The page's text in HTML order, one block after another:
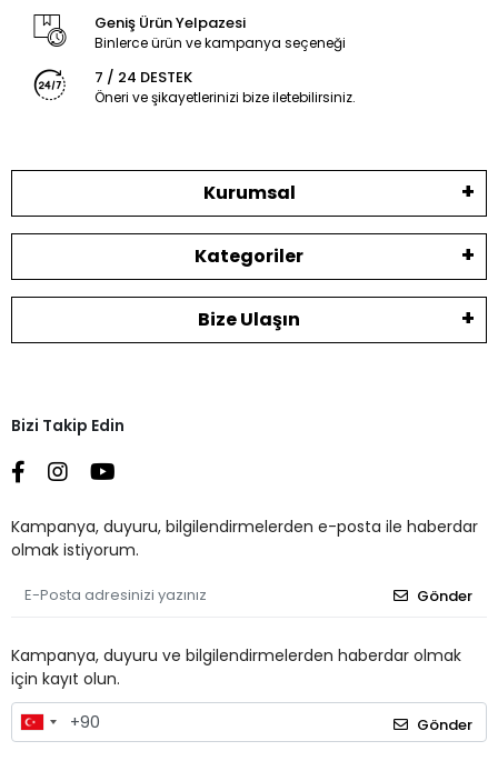
Geniş Ürün Yelpazesi
Binlerce ürün ve kampanya seçeneği
7 / 24 DESTEK
Öneri ve şikayetlerinizi bize iletebilirsiniz.
Kurumsal
Kategoriler
Bize Ulaşın
Bizi Takip Edin
Kampanya, duyuru, bilgilendirmelerden e-posta ile haberdar
olmak istiyorum.
Gönder
Kampanya, duyuru ve bilgilendirmelerden haberdar olmak
için kayıt olun.
Gönder